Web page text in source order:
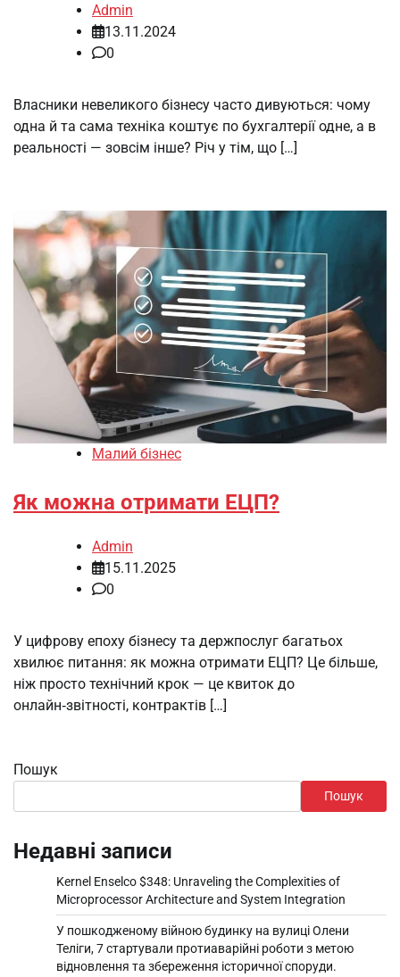
Admin
13.11.2024
0
Власники невеликого бізнесу часто дивуються: чому
одна й та сама техніка коштує по бухгалтерії одне, а в
реальності — зовсім інше? Річ у тім, що […]
Малий бізнес
Як можна отримати ЕЦП?
Admin
15.11.2025
0
У цифрову епоху бізнесу та держпослуг багатьох
хвилює питання: як можна отримати ЕЦП? Це більше,
ніж просто технічний крок — це квиток до
онлайн‑звітності, контрактів […]
Пошук
Пошук
Недавні записи
Kernel Enselco $348: Unraveling the Complexities of
Microprocessor Architecture and System Integration
У пошкодженому війною будинку на вулиці Олени
Теліги, 7 стартували протиаварійні роботи з метою
відновлення та збереження історичної споруди.